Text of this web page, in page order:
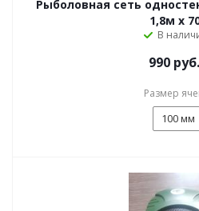
Рыболовная сеть
1,8м х
В
990 руб.
Размер
100 мм